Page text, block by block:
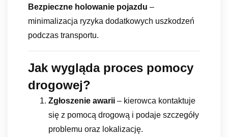
Bezpieczne holowanie pojazdu –
minimalizacja ryzyka dodatkowych uszkodzeń
podczas transportu.
Jak wygląda proces pomocy
drogowej?
Zgłoszenie awarii – kierowca kontaktuje
się z pomocą drogową i podaje szczegóły
problemu oraz lokalizację.